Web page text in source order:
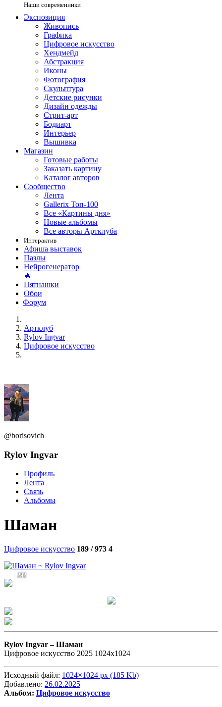
Наши современники
Экспозиция
Живопись
Графика
Цифровое искусство
Хендмейд
Абстракция
Иконы
Фотография
Скульптура
Детские рисунки
Дизайн одежды
Стрит-арт
Бодиарт
Интерьер
Вышивка
Магазин
Готовые работы
Заказать картину
Каталог авторов
Сообщество
Лента
Gallerix Топ-100
Все «Картины дня»
Новые альбомы
Все авторы Артклуба
Интерактив
Афиша выставок
Пазлы
Нейрогенератор
🔥
Пятнашки
Обои
Форум
Артклуб
Rylov Ingvar
Цифровое искусство
@borisovich
Rylov Ingvar
Профиль
Лента
Связь
Альбомы
Шаман
Цифровое искусство 189 / 973 4
292
Rylov Ingvar –Шаман
Цифровое искусство 2025 1024х1024
Исходный файл: 1024×1024 px (185 Kb)
Добавлено: 26.02.2025
Альбом: Цифровое искусство